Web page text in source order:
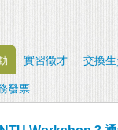
實習徵才 交換
發票